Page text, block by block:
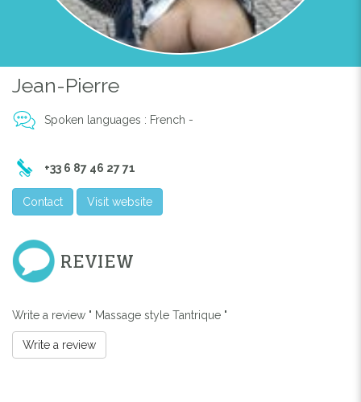
AUTRIANGLEDOR
Jean-Pierre
Spoken languages : French -
+33 6 87 46 27 71
Contact Visit website
REVIEW
Write a review " Massage style Tantrique "
Write a review